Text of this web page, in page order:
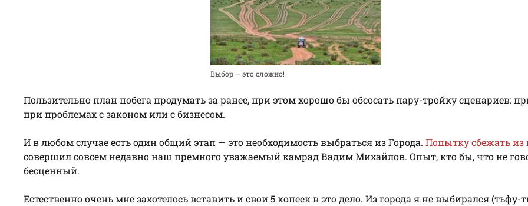
Выбор — это сложно!
Пользительно план побега продумать за ранее, при этом хорошо бы обсосать пару-тройку сценариев:
при проблемах с законом или с бизнесом.
И в любом случае есть один общий этап — это необходимость выбраться из Города. Попытку сбежать из
совершил совсем недавно наш премного уважаемый камрад Вадим Михайлов. Опыт, кто бы, что не
бесценный.
Естественно очень мне захотелось вставить и свои 5 копеек в это дело. Из города я не выбирался (тьфу-